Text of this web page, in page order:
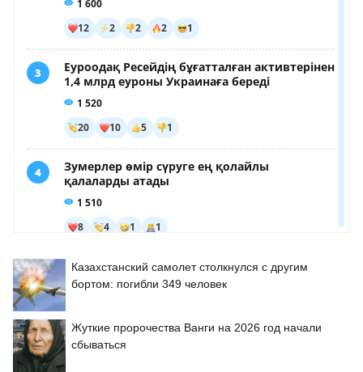
Казахстанский самолет столкнулся с другим
бортом: погибли 349 человек
Жуткие пророчества Ванги на 2026 год начали
сбываться